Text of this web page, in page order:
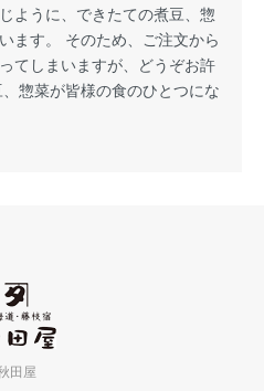
ように、できたての煮豆、惣
ます。 そのため、ご注文から
てしまいますが、どうぞお許
惣菜が皆様の食のひとつにな
田屋